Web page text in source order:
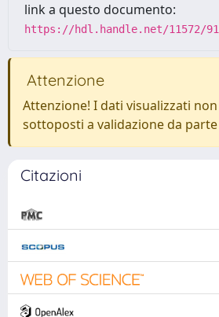
link a questo documento:
https://hdl.handle.net/11572/
Attenzione
Attenzione! I dati visualizzati
sottoposti a validazione da
Citazioni